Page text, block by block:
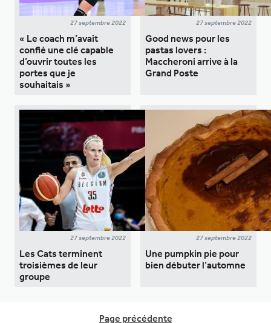
27 septembre 2022
« Le coach m’avait
confié une clé capable
d’ouvrir toutes les
portes que je
souhaitais »
27 septembre 2022
Good news pour les
pastas lovers :
Maccheroni arrive à la
Grand Poste
27 septembre 2022
Les Cats terminent
troisièmes de leur
groupe
27 septembre 2022
Une pumpkin pie pour
bien débuter l’automne
Page précédente